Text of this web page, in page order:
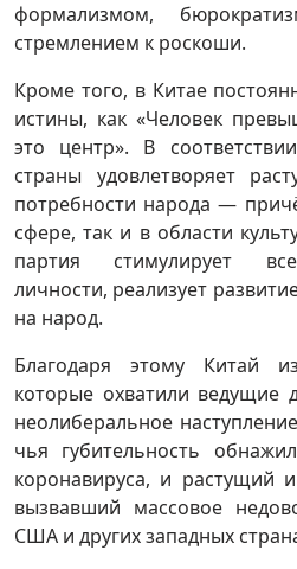
формализмом,
стремлением к роскоши.
Кроме того, в Китае
истины, как «Человек
это центр». В
страны удовлетворяет
потребности народа —
сфере, так и в области
партия стимулирует
личности, реализует
на народ.
Благодаря этому Китай
которые охватили
неолиберальное
чья губительность
коронавируса, и растущий
вызвавший массовое
США и других западных